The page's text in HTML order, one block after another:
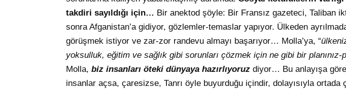
takdiri sayıldığı için… Bir anektod şöyle: Bir Fransız gazeteci, Taliban
sonra Afganistan’a gidiyor, gözlemler-temaslar yapıyor. Ülkeden
görüşmek istiyor ve zar-zor randevu almayı başarıyor… Molla’ya, “
yoksulluk, eğitim ve sağlık gibi sorunları çözmek için ne gibi bir planınız-
Molla, biz insanları öteki dünyaya hazırlıyoruz diyor… Bu anlayışa
insanlar açsa, çaresizse, Tanrı öyle buyurduğu içindir, dolayısıyla ortada